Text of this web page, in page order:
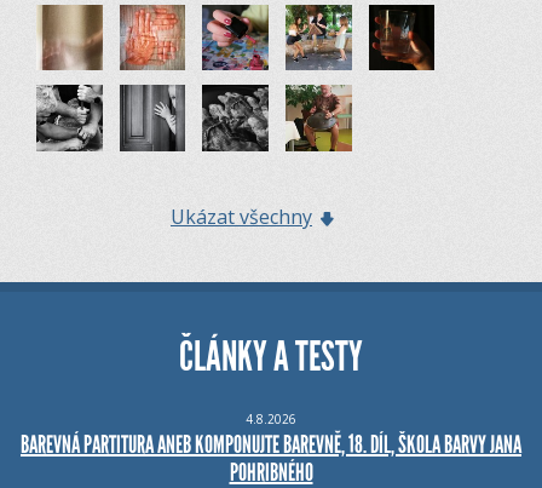
Ukázat všechny
ČLÁNKY A TESTY
4.8.2026
BAREVNÁ PARTITURA ANEB KOMPONUJTE BAREVNĚ, 18. DÍL, ŠKOLA BARVY JANA
POHRIBNÉHO